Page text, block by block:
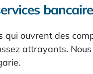
qui ouvrent des
attrayants.